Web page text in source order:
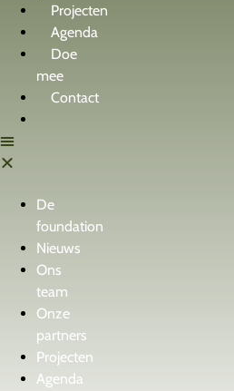
Projecten
Agenda
Doe
mee
Contact
De
foundation
Nieuws
Ons
team
Onze
partners
Projecten
Agenda